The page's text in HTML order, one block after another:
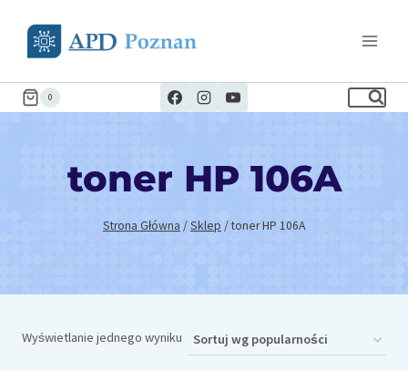
0
toner HP 106A
Strona Główna /Sklep /toner HP 106A
Wyświetlanie jednego wyniku